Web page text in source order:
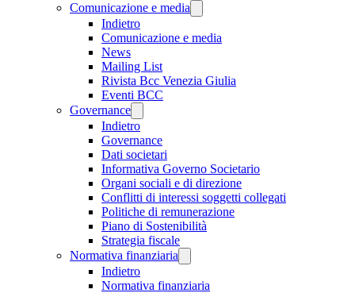
Comunicazione e media
Indietro
Comunicazione e media
News
Mailing List
Rivista Bcc Venezia Giulia
Eventi BCC
Governance
Indietro
Governance
Dati societari
Informativa Governo Societario
Organi sociali e di direzione
Conflitti di interessi soggetti collegati
Politiche di remunerazione
Piano di Sostenibilità
Strategia fiscale
Normativa finanziaria
Indietro
Normativa finanziaria